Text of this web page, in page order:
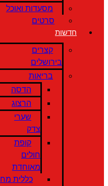
מסעדות ואוכל
סרטים
חדשות
קצרים
בירושלים
בריאות
הדסה
הרצוג
שערי
צדק
קופת
חולים
מאוחדת
כללית מחוז